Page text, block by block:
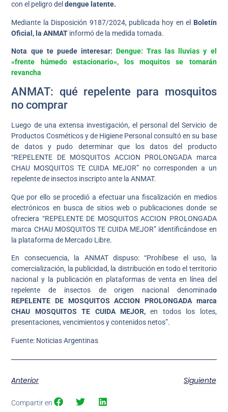
con el peligro deldengue latente.
Mediante la Disposición 9187/2024, publicada hoy en el Boletín
Oficial, la ANMAT informó de la medida tomada.
Nota que te puede interesar: Dengue: Tras las lluvias y el
«frente húmedo estacionario», los moquitos se tomarán
revancha
ANMAT: qué repelente para mosquitos
no comprar
Luego de una extensa investigación, el personal del Servicio de
Productos Cosméticos y de Higiene Personal consultó en su base
de datos y pudo determinar que los datos del producto
“REPELENTE DE MOSQUITOS ACCION PROLONGADA marca
CHAU MOSQUITOS TE CUIDA MEJOR” no corresponden a un
repelente de insectos inscripto ante la ANMAT.
Que por ello se procedió a efectuar una fiscalización en medios
electrónicos en busca de sitios web o publicaciones donde se
ofreciera “REPELENTE DE MOSQUITOS ACCION PROLONGADA
marca CHAU MOSQUITOS TE CUIDA MEJOR” identificándose en
la plataforma de Mercado Libre.
En consecuencia, la ANMAT dispuso: “Prohíbese el uso, la
comercialización, la publicidad, la distribución en todo el territorio
nacional y la publicación en plataformas de venta en línea del
repelente de insectos de origen nacional denominado
REPELENTE DE MOSQUITOS ACCION PROLONGADA marca
CHAU MOSQUITOS TE CUIDA MEJOR,en todos los lotes,
presentaciones, vencimientos y contenidos netos”.
Fuente: Noticias Argentinas
Anterior Siguiente
Compartir en